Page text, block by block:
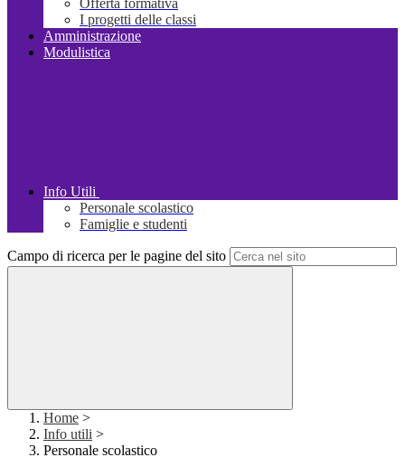
Offerta formativa
I progetti delle classi
Amministrazione
Modulistica
Info Utili
Personale scolastico
Famiglie e studenti
Campo di ricerca per le pagine del sito
Home >
Info utili >
Personale scolastico